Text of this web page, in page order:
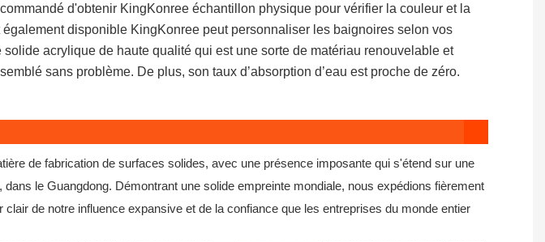
d'obtenir KingKonree échantillon physique pour vérifier la couleur et la
disponible KingKonree peut personnaliser les baignoires selon vos
solide acrylique de haute qualité qui est une sorte de matériau renouvelable et
sans problème. De plus, son taux d’absorption d’eau est proche de zéro.
de fabrication de surfaces solides, avec une présence imposante qui s'étend sur une
le Guangdong. Démontrant une solide empreinte mondiale, nous expédions fièrement
de notre influence expansive et de la confiance que les entreprises du monde entier